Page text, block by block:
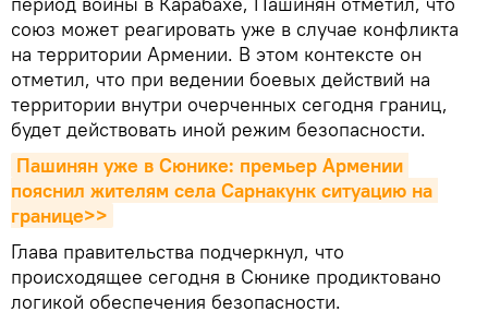
союз может реагировать уже в случае конфликта
на территории Армении. В этом контексте он
отметил, что при ведении боевых действий на
территории внутри очерченных сегодня границ,
будет действовать иной режим безопасности.
Пашинян уже в Сюнике: премьер Армении
пояснил жителям села Сарнакунк ситуацию на
границе>>
Глава правительства подчеркнул, что
происходящее сегодня в Сюнике продиктовано
логикой обеспечения безопасности.